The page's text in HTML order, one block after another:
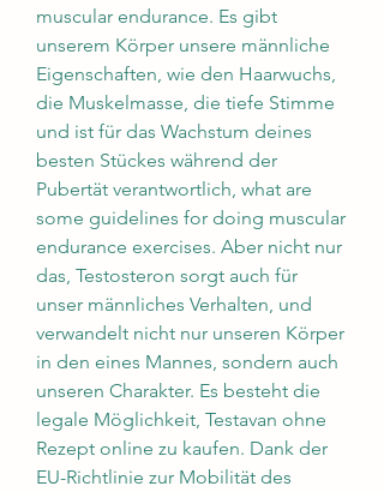
muscular endurance. Es gibt
unserem Körper unsere männliche
Eigenschaften, wie den Haarwuchs,
die Muskelmasse, die tiefe Stimme
und ist für das Wachstum deines
besten Stückes während der
Pubertät verantwortlich, what are
some guidelines for doing muscular
endurance exercises. Aber nicht nur
das, Testosteron sorgt auch für
unser männliches Verhalten, und
verwandelt nicht nur unseren Körper
in den eines Mannes, sondern auch
unseren Charakter. Es besteht die
legale Möglichkeit, Testavan ohne
Rezept online zu kaufen. Dank der
EU-Richtlinie zur Mobilität des